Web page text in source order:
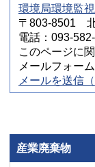
環境局環境監
〒803-8501
電話：093-
このページに
メールフォー
メールを送信
産業廃棄物